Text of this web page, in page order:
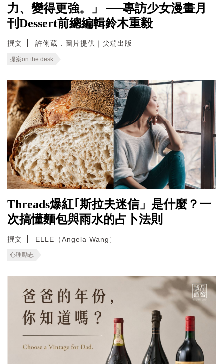
力、變得更強。」 ──專訪少女漫畫月
刊Dessert前總編輯鈴木重毅
撰文 許俐葳．圖片提供｜尖端出版
提案on the desk
Threads爆紅｢斯拉夫迷信」是什麼？一
次搞懂麵包與雨水的占卜法則
撰文 ELLE（Angela Wang）
心理勵志